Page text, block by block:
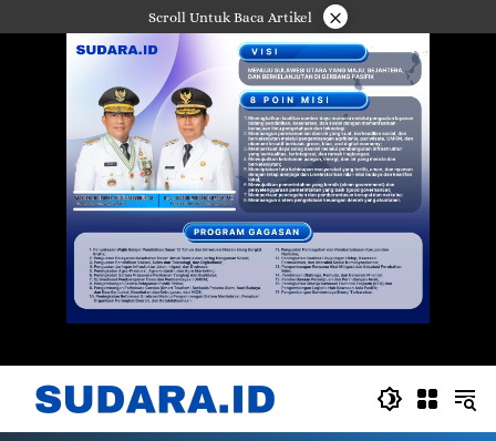
ke
Scroll Untuk Baca Artikel ×